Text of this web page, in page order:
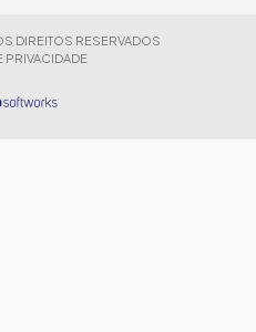
DIREITOS RESERVADOS
PRIVACIDADE